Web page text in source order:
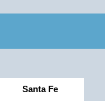
Santa Fe